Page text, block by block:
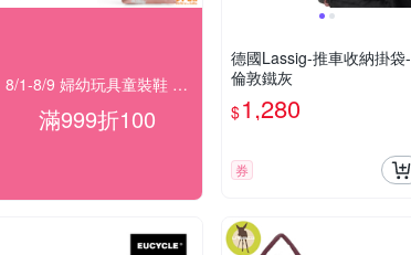
8/1-8/9 婦幼玩具童裝鞋 指定品滿999折100
滿999折100
德國Lassig-推車收納掛袋-
倫敦鐵灰
$1,280
券